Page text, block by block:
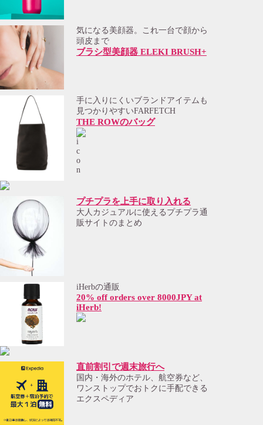
気になる美顔器。これ一台で顔から
頭皮まで
ブラシ型美顔器 ELEKI BRUSH+
手に入りにくいブランドアイテムも
見つかりやすいFARFETCH
THE ROWのバッグ
プチプラを上手に取り入れる
大人カジュアルに使えるプチプラ通
販サイトのまとめ
iHerbの通販
20% off orders over 8000JPY at
iHerb!
直前割引で週末旅行へ
国内・海外のホテル、航空券など、
ワンストップでおトクに手配できる
エクスペディア